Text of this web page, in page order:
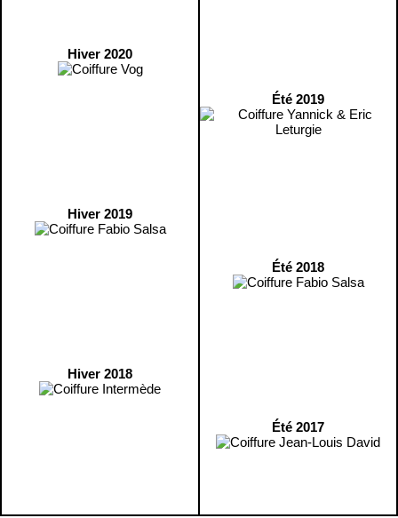
Hiver 2020
Hiver 2019
Hiver 2018
Été 2019
Été 2018
Été 2017